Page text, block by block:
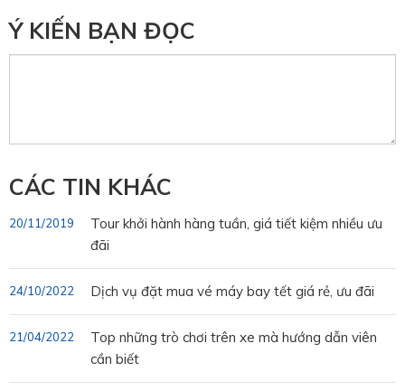
Ý KIẾN BẠN ĐỌC
CÁC TIN KHÁC
Tour khởi hành hàng tuần, giá tiết kiệm nhiều ưu
đãi
20/11/2019
Dịch vụ đặt mua vé máy bay tết giá rẻ, ưu đãi
24/10/2022
Top những trò chơi trên xe mà hướng dẫn viên
cần biết
21/04/2022